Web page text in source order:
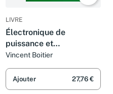
LIVRE
Électronique de
puissance et
électrotechnique 2 :
Nouveaux problèmes
corrigés, BTS, IUT,
Licence, Maîtrise EEA,
Vincent Boitier
Ajouter 27,76 €